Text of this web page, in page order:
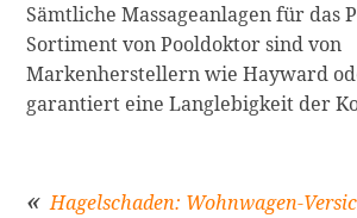
Sämtliche Massageanlagen für das
Sortiment von Pooldoktor sind von
Markenherstellern wie Hayward
garantiert eine Langlebigkeit der
Hagelschaden: Wohnwagen-